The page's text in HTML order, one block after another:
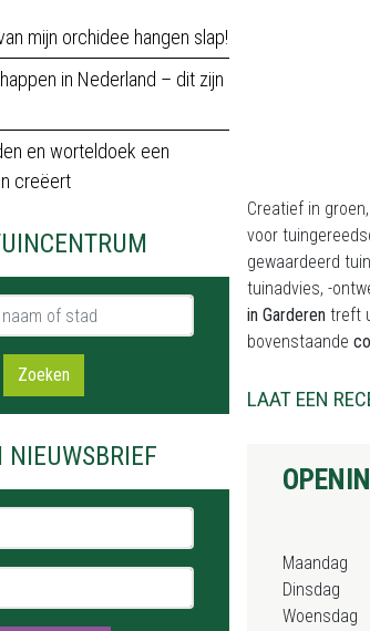
mijn orchidee hangen slap!
in Nederland – dit zijn
en worteldoek een
creëert
of stad
Zoeken
Creatief in
voor
gewaardeerd
tuinadvies, -
in Garderen treft
bovenstaande
LAAT EEN
Maandag
Dinsdag
Woensdag